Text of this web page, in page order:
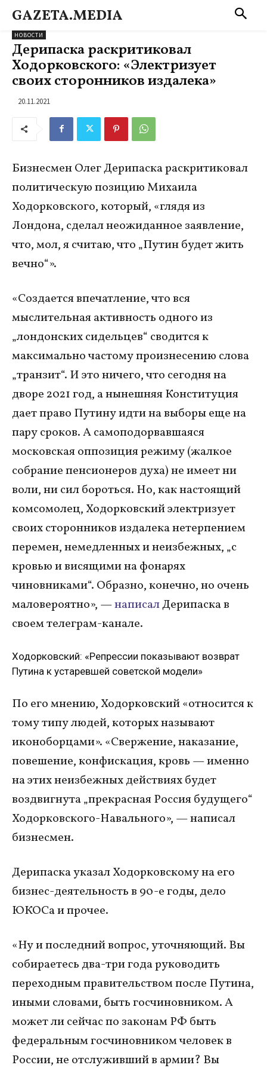
GAZETA.MEDIA
НОВОСТИ
Дерипаска раскритиковал
Ходорковского: «Электризует
своих сторонников издалека»
20.11.2021
Бизнесмен Олег Дерипаска раскритиковал
политическую позицию Михаила
Ходорковского, который, «глядя из
Лондона, сделал неожиданное заявление,
что, мол, я считаю, что „Путин будет жить
вечно“».
«Создается впечатление, что вся
мыслительная активность одного из
„лондонских сидельцев“ сводится к
максимально частому произнесению слова
„транзит“. И это ничего, что сегодня на
дворе 2021 год, а нынешняя Конституция
дает право Путину идти на выборы еще на
пару сроков. А самоподорвавшаяся
московская оппозиция режиму (жалкое
собрание пенсионеров духа) не имеет ни
воли, ни сил бороться. Но, как настоящий
комсомолец, Ходорковский электризует
своих сторонников издалека нетерпением
перемен, немедленных и неизбежных, „с
кровью и висящими на фонарях
чиновниками“. Образно, конечно, но очень
маловероятно», —написалДерипаска в
своем телеграм-канале.
Ходорковский: «Репрессии показывают возврат
Путина к устаревшей советской модели»
По его мнению, Ходорковский «относится к
тому типу людей, которых называют
иконоборцами». «Свержение, наказание,
повешение, конфискация, кровь — именно
на этих неизбежных действиях будет
воздвигнута „прекрасная Россия будущего“
Ходорковского-Навального», — написал
бизнесмен.
Дерипаска указал Ходорковскому на его
бизнес-деятельность в 90-е годы, дело
ЮКОСа и прочее.
«Ну и последний вопрос, уточняющий. Вы
собираетесь два-три года руководить
переходным правительством после Путина,
иными словами, быть госчиновником. А
может ли сейчас по законам РФ быть
федеральным госчиновником человек в
России, не отслуживший в армии? Вы